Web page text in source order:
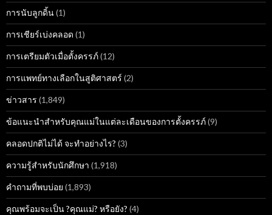
การนับลูกดิ้น(1)
การเชียร์เบ่งคลอด (1)
การเตรียมตัวเมื่อตั้งครรภ์(12)
การแพทย์ทางเลือกในสูติศาสตร์ (2)
ข่าวสาร (1,849)
ข้อแนะนำสำหรับคุณแม่ในแต่ละเดือนของการตั้งครรภ์(9)
คลอดปกติไม่ได้ จะทำอย่างไร? (3)
ความรู้สำหรับนักศึกษา (1,918)
คำถามที่พบบ่อย (1,893)
คุณพร้อมจะเป็น ?คุณแม่? หรือยัง? (4)